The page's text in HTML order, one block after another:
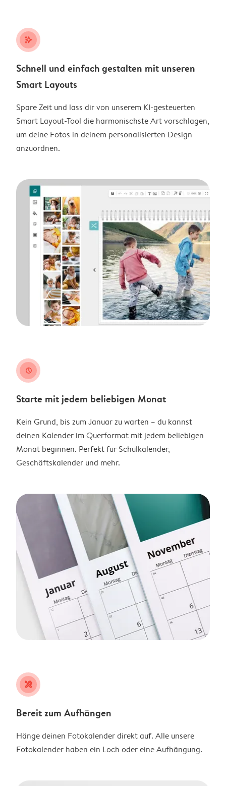
stars_plus
Schnell und einfach gestalten mit unseren
Smart Layouts
Spare Zeit und lass dir von unserem KI-gesteuerten
Smart Layout-Tool die harmonischste Art vorschlagen,
um deine Fotos in deinem personalisierten Design
anzuordnen.
clock
Starte mit jedem beliebigen Monat
Kein Grund, bis zum Januar zu warten – du kannst
deinen Kalender im Querformat mit jedem beliebigen
Monat beginnen. Perfekt für Schulkalender,
Geschäftskalender und mehr.
tools
Bereit zum Aufhängen
Hänge deinen Fotokalender direkt auf. Alle unsere
Fotokalender haben ein Loch oder eine Aufhängung.